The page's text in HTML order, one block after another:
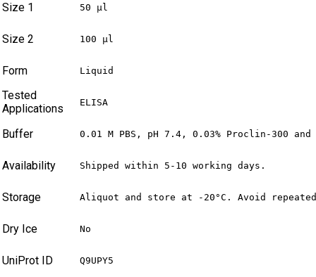
Size 1 50 µl
Size 2 100 µl
Form Liquid
Tested
Applications
ELISA
Buffer 0.01 M PBS, pH 7.4, 0.03% Proclin-300
Availability Shipped within 5-10 working days.
Storage Aliquot and store at -20°C. Avoid
Dry Ice No
UniProt ID Q9UPY5